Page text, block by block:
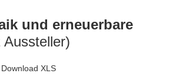
und erneuerbare
Aussteller)
Download XLS